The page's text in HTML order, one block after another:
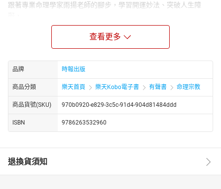
跟著專業命理學家雨揚老師的腳步，學習開運妙法、突破人生障
人人都可以沐浴在甜蜜美滿的氛圍中，錢兔似錦，幸福幸運相隨、
本有聲書節錄《2023開運大預言&喜兔年開運農民曆》一書的精華
內容，易聽易懂易上手！
剪輯工程：王奕久
【作者．朗讀者簡介】
專業命理學家，中醫學博士，喜愛研究儒釋道文化思想，精通八
字、陽宅風水、易經卜卦等中國傳統學說，目前已累積逾六十本著
作。曾登上日本雜誌封面，被譽為幸福領航者。
百萬，將傳統命理以現代化面貌呈現，開拓嶄新局勢，遍及全球華
人世界！2020及2021年更入選《數位時代》台灣百大影響力網紅，
查看更多
品牌 時報出版
商品分類 樂天首頁 樂天Kobo電子書 有聲書 命理宗教
商品貨號(SKU) 970b0920-e829-3c5c-91d4-904d81484ddd
ISBN 9786263532960
退換貨須知